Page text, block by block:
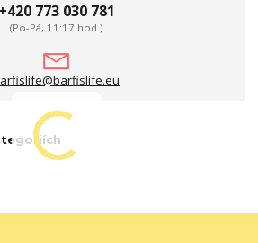
+420 773 030 781
(Po-Pá, 11:17 hod.)